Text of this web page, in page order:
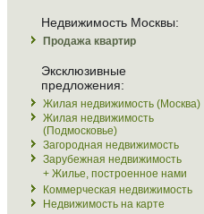
Недвижимость Москвы:
Продажа квартир
Эксклюзивные
предложения:
Жилая недвижимость (Москва)
Жилая недвижимость
(Подмосковье)
Загородная недвижимость
Зарубежная недвижимость
+ Жилье, построенное нами
Коммерческая недвижимость
Недвижимость на карте